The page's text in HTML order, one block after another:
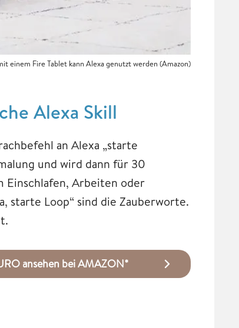
einem Fire Tablet kann Alexa genutzt werden (Amazon)
Alexa Skill
an Alexa „starte
und wird dann für 30
Einschlafen, Arbeiten oder
starte Loop“ sind die Zauberworte.
ansehen bei AMAZON*